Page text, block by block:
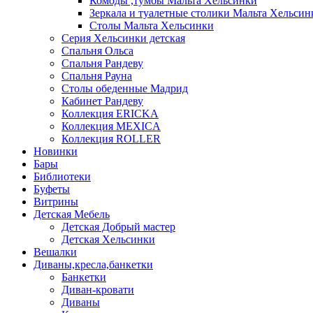
Зеркала и туалетные столики Мальта
Столы Мальта Хельсинки
Серия Хельсинки детская
Спальня Ольса
Спальня Рандеву
Спальня Рауна
Столы обеденные Мадрид
Кабинет Рандеву
Коллекция ERICKA
Коллекция MEXICA
Коллекция ROLLER
Новинки
Бары
Библиотеки
Буфеты
Витрины
Детская Мебель
Детская Добрый мастер
Детская Хельсинки
Вешалки
Диваны,кресла,банкетки
Банкетки
Диван-кровати
Диваны